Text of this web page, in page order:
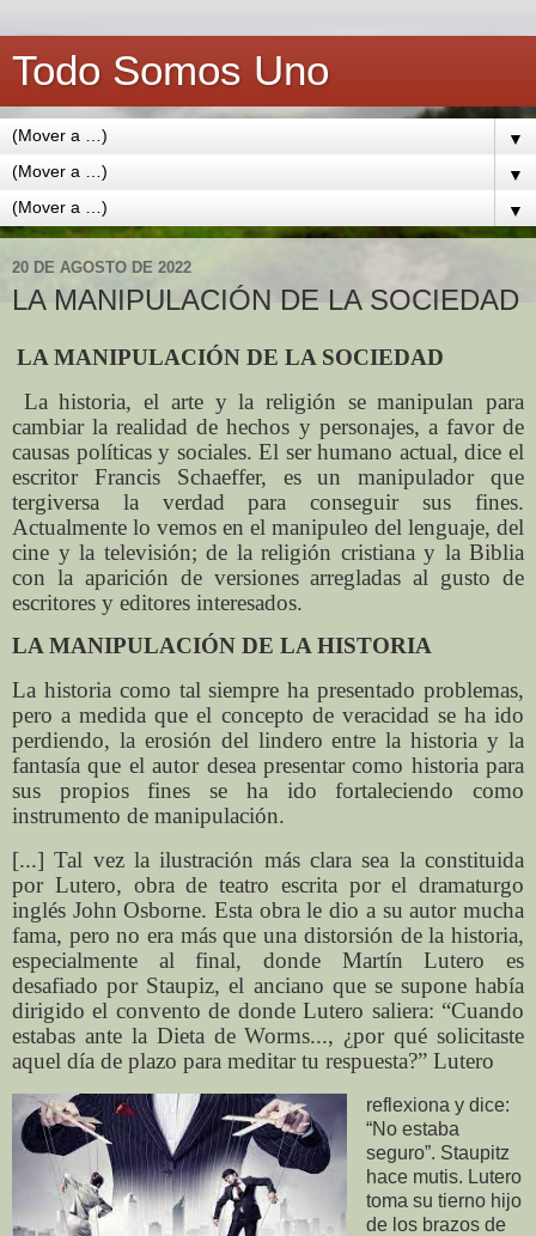
Todo Somos Uno
▼
▼
▼
20 DE AGOSTO DE 2022
LA MANIPULACIÓN DE LA SOCIEDAD
LA MANIPULACIÓN DE LA SOCIEDAD
La historia, el arte y la religión se manipulan para
cambiar la realidad de hechos y personajes, a favor de
causas políticas y sociales. El ser humano actual, dice el
escritor Francis Schaeffer, es un manipulador que
tergiversa la verdad para conseguir sus fines.
Actualmente lo vemos en el manipuleo del lenguaje, del
cine y la televisión; de la religión cristiana y la Biblia
con la aparición de versiones arregladas al gusto de
escritores y editores interesados.
LA MANIPULACIÓN DE LA HISTORIA
La historia como tal siempre ha presentado problemas,
pero a medida que el concepto de veracidad se ha ido
perdiendo, la erosión del lindero entre la historia y la
fantasía que el autor desea presentar como historia para
sus propios fines se ha ido fortaleciendo como
instrumento de manipulación.
[...] Tal vez la ilustración más clara sea la constituida
por Lutero, obra de teatro escrita por el dramaturgo
inglés John Osborne. Esta obra le dio a su autor mucha
fama, pero no era más que una distorsión de la historia,
especialmente al final, donde Martín Lutero es
desafiado por Staupiz, el anciano que se supone había
dirigido el convento de donde Lutero saliera: “Cuando
estabas ante la Dieta de Worms..., ¿por qué solicitaste
aquel día de plazo para meditar tu respuesta?” Lutero
reflexiona y dice:
“No estaba
seguro”. Staupitz
hace mutis. Lutero
toma su tierno hijo
de los brazos de